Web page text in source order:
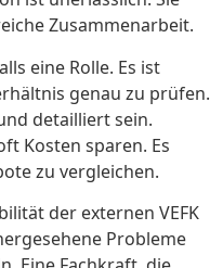
Zusammenarbeit.
eine Rolle. Es ist
genau zu prüfen.
detailliert sein.
Kosten sparen. Es
zu vergleichen.
der externen VEFK
Probleme